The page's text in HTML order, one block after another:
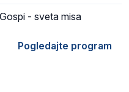
- sveta misa
Pogledajte program